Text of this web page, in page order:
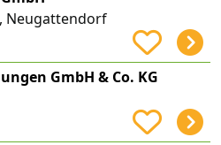
Neugattendorf
GmbH & Co. KG